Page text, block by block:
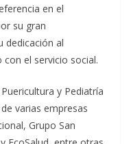
en el
su gran
dedicación al
el servicio social.
y Pediatría
varias empresas
Grupo San